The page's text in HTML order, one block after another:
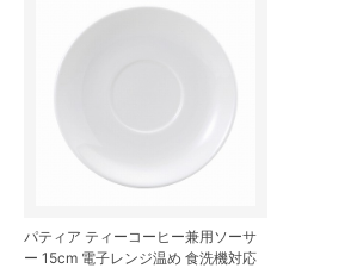
パティア ティーコーヒー兼用ソーサ
ー 15cm 電子レンジ温め 食洗機対応